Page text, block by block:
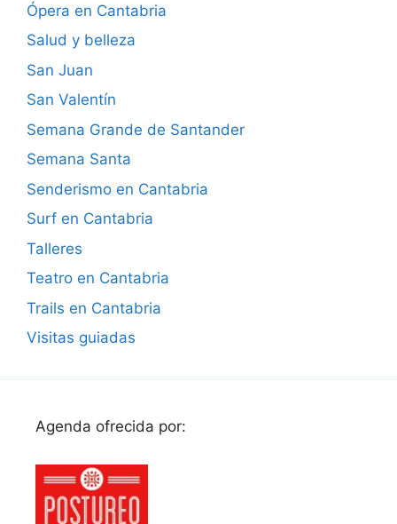
Ópera en Cantabria
Salud y belleza
San Juan
San Valentín
Semana Grande de Santander
Semana Santa
Senderismo en Cantabria
Surf en Cantabria
Talleres
Teatro en Cantabria
Trails en Cantabria
Visitas guiadas
Agenda ofrecida por: